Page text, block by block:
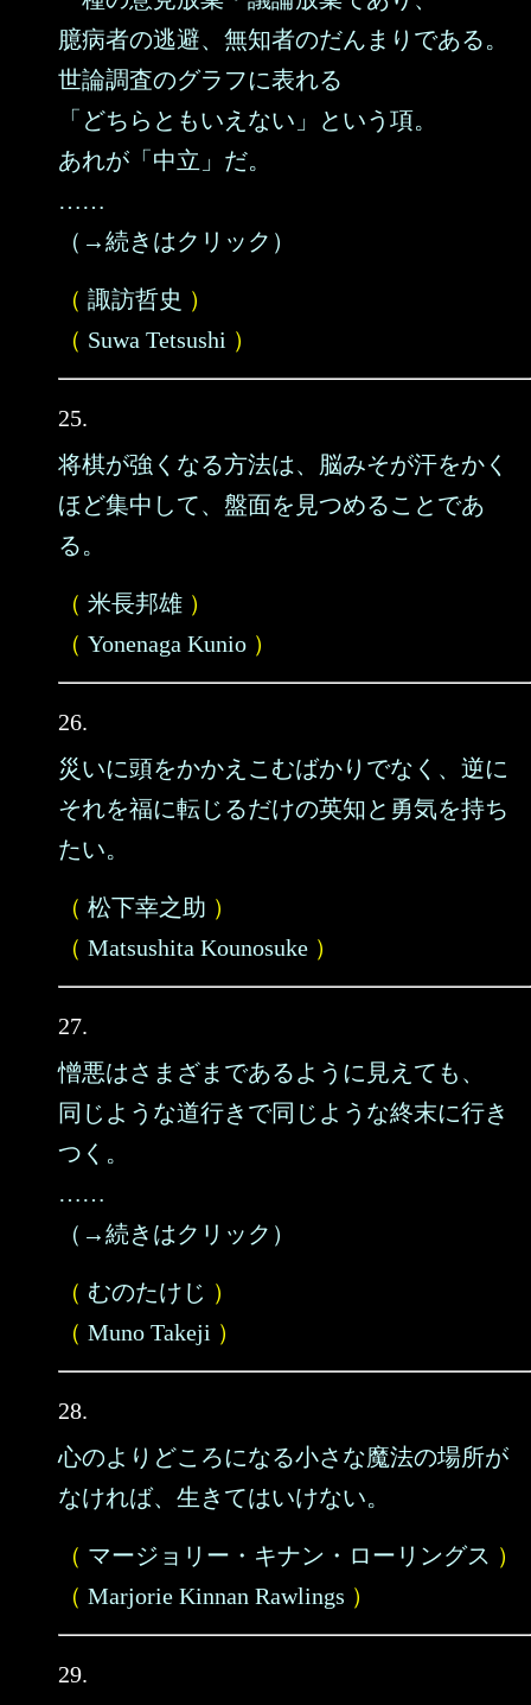
臆病者の逃避、無知者のだんまりである。
世論調査のグラフに表れる
「どちらともいえない」という項。
あれが「中立」だ。
……
（→続きはクリック）
（ 諏訪哲史 ）
（ Suwa Tetsushi ）
25.
将棋が強くなる方法は、脳みそが汗をかく
ほど集中して、盤面を見つめることであ
る。
（ 米長邦雄 ）
（ Yonenaga Kunio ）
26.
災いに頭をかかえこむばかりでなく、逆に
それを福に転じるだけの英知と勇気を持ち
たい。
（ 松下幸之助 ）
（ Matsushita Kounosuke ）
27.
憎悪はさまざまであるように見えても、
同じような道行きで同じような終末に行き
つく。
……
（→続きはクリック）
（ むのたけじ ）
（ Muno Takeji ）
28.
心のよりどころになる小さな魔法の場所が
なければ、生きてはいけない。
（ マージョリー・キナン・ローリングス ）
（ Marjorie Kinnan Rawlings ）
29.